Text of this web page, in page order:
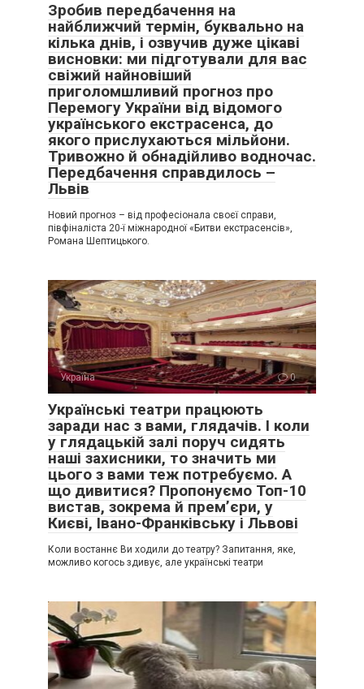
Зробив передбачення на
найближчий термін, буквально на
кілька днів, і озвучив дуже цікаві
висновки: ми підготували для вас
свіжий найновіший
приголомшливий прогноз про
Перемогу України від відомого
українського екстрасенса, до
якого прислухаються мільйони.
Тривожно й обнадійливо водночас.
Передбачення справдилось –
Львів
Новий прогноз – від професіонала своєї справи,
півфіналіста 20-ї міжнародної «Битви екстрасенсів»,
Романа Шептицького.
Україна 0
Українські театри працюють
заради нас з вами, глядачів. І коли
у глядацькій залі поруч сидять
наші захисники, то значить ми
цього з вами теж потребуємо. А
що дивитися? Пропонуємо Топ-10
вистав, зокрема й прем’єри, у
Києві, Івано-Франківську і Львові
Коли востаннє Ви ходили до театру? Запитання, яке,
можливо когось здивує, але українські театри